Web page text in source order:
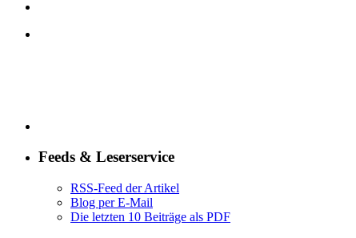
Feeds & Leserservice
RSS-Feed der Artikel
Blog per E-Mail
Die letzten 10 Beiträge als PDF